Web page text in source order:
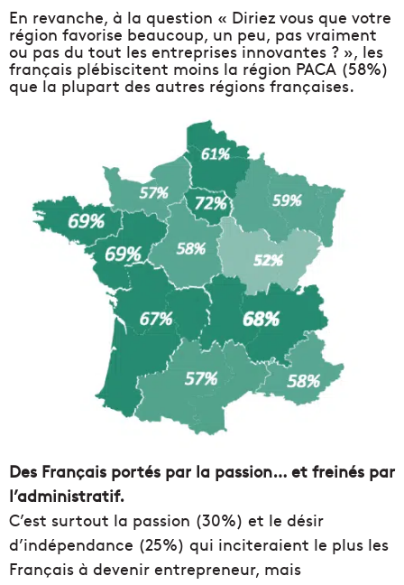
En revanche, à la question « Diriez vous que votre
région favorise beaucoup, un peu, pas vraiment
ou pas du tout les entreprises innovantes ? », les
français plébiscitent moins la région PACA (58%)
que la plupart des autres régions françaises.
Des Français portés par la passion… et freinés par
l’administratif.
C’est surtout la passion (30%) et le désir
d’indépendance (25%) qui inciteraient le plus les
Français à devenir entrepreneur, mais